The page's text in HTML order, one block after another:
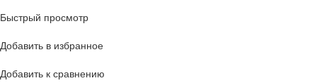
Быстрый просмотр
Добавить в избранное
Добавить к сравнению